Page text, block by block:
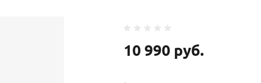
10 990 руб.